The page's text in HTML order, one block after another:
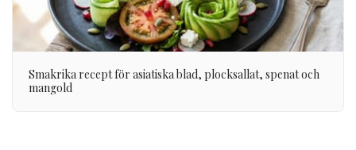
Smakrika recept för asiatiska blad, plocksallat, spenat och
mangold